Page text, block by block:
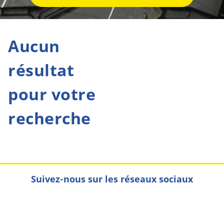
Aucun
résultat
pour votre
recherche
Suivez-nous sur les réseaux sociaux